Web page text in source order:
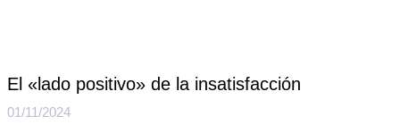
El «lado positivo» de la insatisfacción
01/11/2024